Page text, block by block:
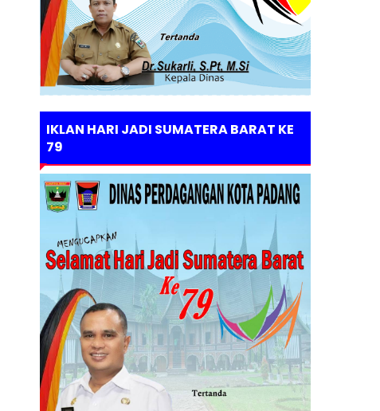
IKLAN HARI JADI SUMATERA BARAT KE
79